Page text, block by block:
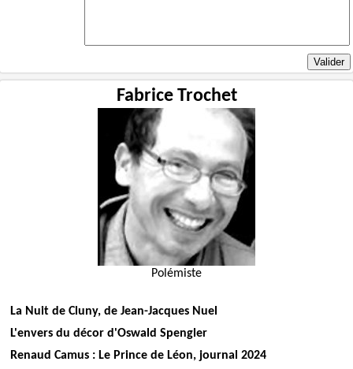
Fabrice Trochet
Polémiste
La Nuit de Cluny, de Jean-Jacques Nuel
L'envers du décor d'Oswald Spengler
Renaud Camus : Le Prince de Léon, journal 2024